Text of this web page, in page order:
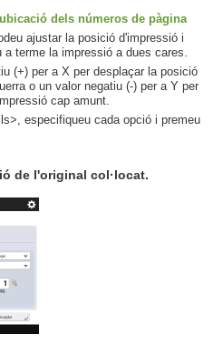
dels números de pàgina
ajustar la posició d'impressió i
a terme la impressió a dues cares.
(+) per a X per desplaçar la posició
o un valor negatiu (-) per a Y per
cap amunt.
especifiqueu cada opció i premeu
de l'original col·locat.